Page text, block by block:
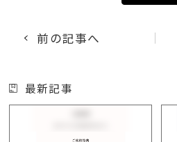
前の記事へ
最新記事